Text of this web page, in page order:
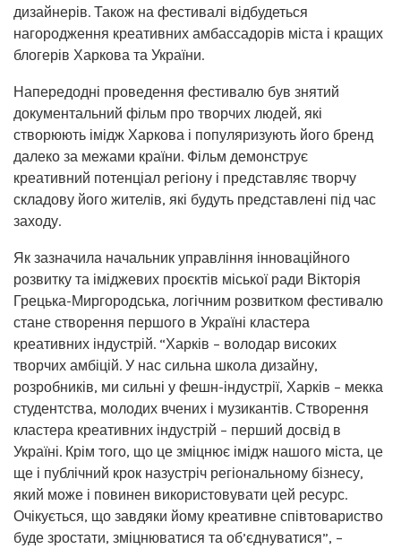
дизайнерів. Також на фестивалі відбудеться
нагородження креативних амбассадорів міста і кращих
блогерів Харкова та України.
Напередодні проведення фестивалю був знятий
документальний фільм про творчих людей, які
створюють імідж Харкова і популяризують його бренд
далеко за межами країни. Фільм демонструє
креативний потенціал регіону і представляє творчу
складову його жителів, які будуть представлені під час
заходу.
Як зазначила начальник управління інноваційного
розвитку та іміджевих проєктів міської ради Вікторія
Грецька-Миргородська, логічним розвитком фестивалю
стане створення першого в Україні кластера
креативних індустрій. “Харків – володар високих
творчих амбіцій. У нас сильна школа дизайну,
розробників, ми сильні у фешн-індустрії, Харків – мекка
студентства, молодих вчених і музикантів. Створення
кластера креативних індустрій – перший досвід в
Україні. Крім того, що це зміцнює імідж нашого міста, це
ще і публічний крок назустріч регіональному бізнесу,
який може і повинен використовувати цей ресурс.
Очікується, що завдяки йому креативне співтовариство
буде зростати, зміцнюватися та об’єднуватися”, –